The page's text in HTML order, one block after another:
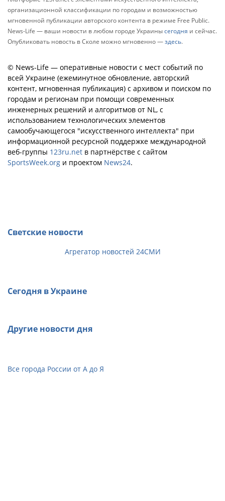
организационной классификации по городам и возможностью
мгновенной публикации авторского контента в режиме Free Public.
News-Life — ваши новости в любом городе Украинысегодня и сейчас.
Опубликовать новость в Сколе можно мгновенно —здесь.
© News-Life — оперативные новости с мест событий по
всей Украине (ежеминутное обновление, авторский
контент, мгновенная публикация) с архивом и поиском по
городам и регионам при помощи современных
инженерных решений и алгоритмов от NL, с
использованием технологических элементов
самообучающегося "искусственного интеллекта" при
информационной ресурсной поддержке международной
веб-группы 123ru.net в партнёрстве с сайтом
SportsWeek.org и проектом News24.
Светские новости
Агрегатор новостей 24СМИ
Сегодня в Украине
Другие новости дня
Все города России от А до Я